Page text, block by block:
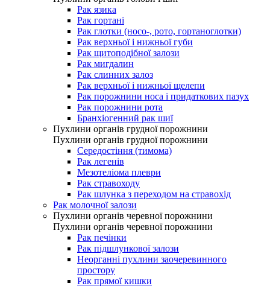
Рак язика
Рак гортані
Рак глотки (носо-, рото, гортаноглотки)
Рак верхньої і нижньої губи
Рак щитоподібної залози
Рак мигдалин
Рак слинних залоз
Рак верхньої і нижньої щелепи
Рак порожнини носа і придаткових пазух
Рак порожнини рота
Бранхіогенний рак шиї
Пухлини органів грудної порожнини
Пухлини органів грудної порожнини
Середостіння (тимома)
Рак легенів
Мезотеліома плеври
Рак стравоходу
Рак шлунка з переходом на стравохід
Рак молочної залози
Пухлини органів черевної порожнини
Пухлини органів черевної порожнини
Рак печінки
Рак підшлункової залози
Неорганні пухлини заочеревинного
простору
Рак прямої кишки